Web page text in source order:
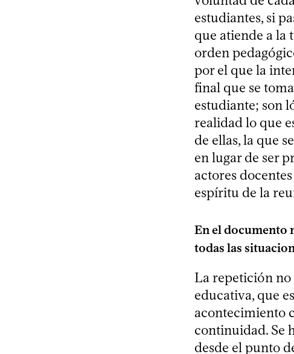
estudiantes, si
que atiende a la
orden
por el que la
final que se
estudiante; son
realidad lo que
de ellas, la que
en lugar de ser
actores
espíritu de la
En el documento
todas las
La repetición no
educativa, que
acontecimiento
continuidad. Se
desde el punto